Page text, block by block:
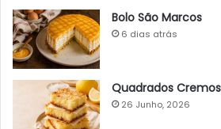
Bolo São Marcos
6 dias atrás
Quadrados
26 Junho, 2026